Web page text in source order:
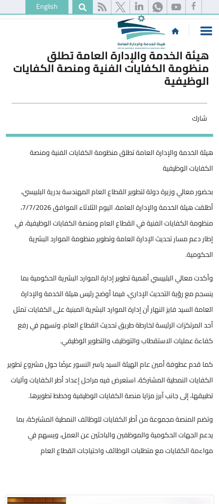
English
هيئة الخدمة والإدارة العامة تطلق
منظومة الكفايات الفنية ومنصة الكفايات
الوظيفية
شارك
هيئة الخدمة والإدارة العامة تطلق منظومة الكفايات الفنية ومنصة
الكفايات الوظيفية
بحضور معالي وزيرة دولة لتطوير القطاع العام المهندسة بدرية البلبيسي،
أطلقت هيئة الخدمة والإدارة العامة، اليوم الثلاثاء الموافق 7/7/2026،
منظومة الكفايات الفنية في القطاع العام ومنصة الكفايات الوظيفية، في
إطار دعم مسار تحديث الإدارة العامة وتطوير منظومة الموارد البشرية
الحكومية.
وأكدت معالي البلبيسي أهمية تطوير إدارة الموارد البشرية الحكومية بما
ينسجم مع رؤية التحديث الإداري، فيما أوضح رئيس هيئة الخدمة والإدارة
العامة السيد فايز النهار أن إدارة الموارد البشرية المبنية على الكفايات تمثل
أحد المرتكزات الرئيسة لخارطة طريق تحديث القطاع العام، وتسهم في رفع
كفاءة عمليات الاستقطاب والتوظيف والتطوير الوظيفي.
كما قدم عطوفة أمين عام الهيئة السيد ياسر النسور عرضًا حول مشروع تطوير
الكفايات النمطية المشتركة، استعرض فيه مراحل إعداد أطر الكفايات وآليات
تطبيقها، إلى جانب أبرز مزايا منصة الكفايات الوظيفية وخطط تطويرها.
وتضم المنصة مجموعة من أطر الكفايات للوظائف النمطية المشتركة، بما
يدعم الجهات الحكومية والموظفين والباحثين عن العمل، ويسهم في
مواءمة الكفايات مع متطلبات الوظائف واحتياجات القطاع العام